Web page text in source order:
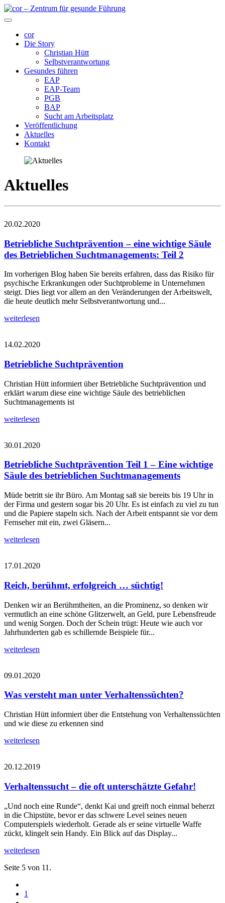
cor
Die Story
Christian Hütt
Selbstverantwortung
Gesundes führen
EAP
EAP-Team
PGB
BAP
Sucht am Arbeitsplatz
Veröffentlichung
Aktuelles
Kontakt
Aktuelles
20.02.2020
Betriebliche Suchtprävention – eine wichtige Säule
des Betrieblichen Suchtmanagements: Teil 2
Im vorherigen Blog haben Sie bereits erfahren, dass das Risiko für
psychische Erkrankungen oder Suchtprobleme in Unternehmen
steigt. Dies liegt vor allem an den Veränderungen der Arbeitswelt,
die heute deutlich mehr Selbstverantwortung und...
weiterlesen
14.02.2020
Betriebliche Suchtprävention
Christian Hütt informiert über Betriebliche Suchtprävention und
erklärt warum diese eine wichtige Säule des betrieblichen
Suchtmanagements ist
weiterlesen
30.01.2020
Betriebliche Suchtprävention Teil 1 – Eine wichtige
Säule des betrieblichen Suchtmanagements
Müde betritt sie ihr Büro. Am Montag saß sie bereits bis 19 Uhr in
der Firma und gestern sogar bis 20 Uhr. Es ist einfach zu viel zu tun
und die Papiere stapeln sich. Nach der Arbeit entspannt sie vor dem
Fernseher mit ein, zwei Gläsern...
weiterlesen
17.01.2020
Reich, berühmt, erfolgreich … süchtig!
Denken wir an Berühmtheiten, an die Prominenz, so denken wir
vermutlich an eine schöne Glitzerwelt, an Geld, pure Lebensfreude
und wenig Sorgen. Doch der Schein trügt: Heute wie auch vor
Jahrhunderten gab es schillernde Beispiele für...
weiterlesen
09.01.2020
Was versteht man unter Verhaltenssüchten?
Christian Hütt informiert über die Entstehung von Verhaltenssüchten
und wie diese zu erkennen sind
weiterlesen
20.12.2019
Verhaltenssucht – die oft unterschätzte Gefahr!
„Und noch eine Runde“, denkt Kai und greift noch einmal beherzt
in die Chipstüte, bevor er das schwere Level seines neuen
Computerspiels wiederholt. Gerade als er seine virtuelle Waffe
zückt, klingelt sein Handy. Ein Blick auf das Display...
weiterlesen
Seite 5 von 11.
1